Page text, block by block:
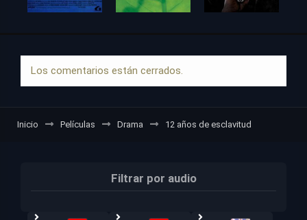
Los comentarios están cerrados.
Inicio Películas Drama 12 años de esclavitud
Filtrar por audio